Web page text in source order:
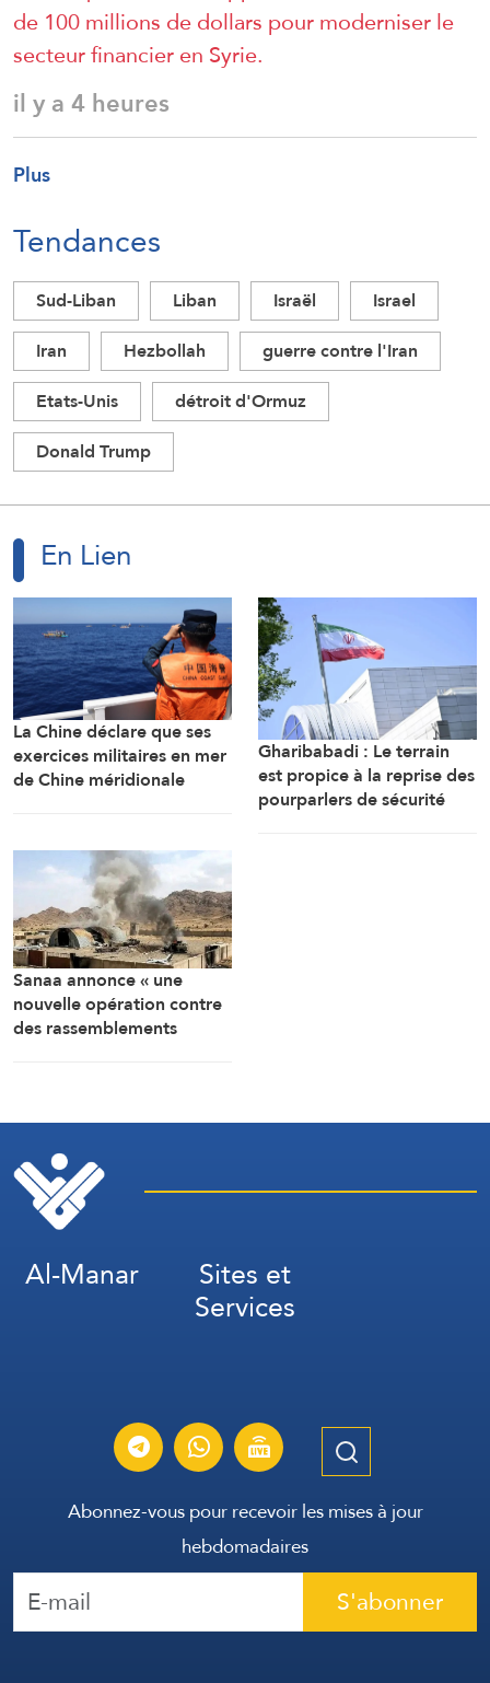
de 100 millions de dollars pour moderniser le
secteur financier en Syrie.
il y a 4 heures
Plus
Tendances
Sud-Liban Liban Israël
Israel
Iran
Hezbollah
guerre contre l'Iran
Etats-Unis
détroit d'Ormuz
Donald Trump
En Lien
La Chine déclare que ses
exercices militaires en mer
de Chine méridionale
Philippines
Gharibabadi : Le terrain
est propice à la reprise des
pourparlers de sécurité
Sanaa annonce « une
nouvelle opération contre
des rassemblements
Al-Manar Sites et
Services
Abonnez-vous pour recevoir les mises à jour
hebdomadaires
S'abonner